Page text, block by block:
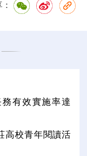
有效實施率達
高校青年閱讀活